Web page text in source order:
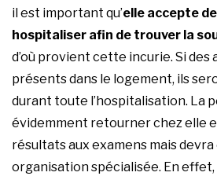
il est important qu’elle accepte
hospitaliser afin de trouver la
d’où provient cette incurie. Si des
présents dans le logement, ils
durant toute l’hospitalisation. La
évidemment retourner chez elle
résultats aux examens mais
organisation spécialisée. En effet,